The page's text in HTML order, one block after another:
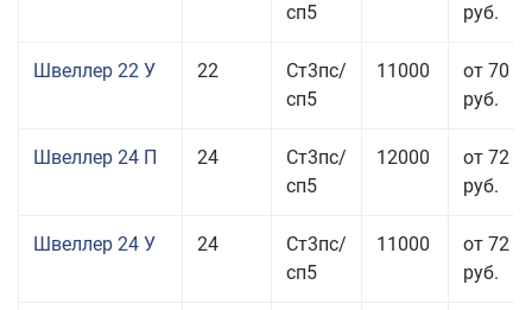
сп5
руб.
Швеллер 22 У 22
Ст3пс/
сп5
11000
от 70
руб.
Швеллер 24 П 24
Ст3пс/
сп5
12000
от 72
руб.
Швеллер 24 У 24
Ст3пс/
сп5
11000
от 72
руб.